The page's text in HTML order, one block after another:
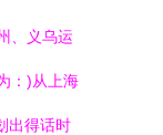
、义乌运
：)从上海
出得话时